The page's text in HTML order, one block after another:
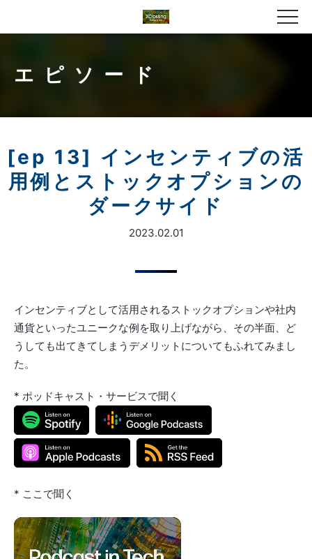
エピソード
[ep 13] インセンティブの活
用例とストックオプションの
ダークサイド
2023.02.01
インセンティブとして活用されるストックオプションや社内
通貨といったユニークな例を取り上げながら、その半面、ど
うしても出てきてしまうデメリットについてもふれてみまし
た。
* ポッドキャスト・サービスで聞く
* ここで聞く